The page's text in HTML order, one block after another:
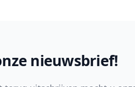
nieuwsbrief!